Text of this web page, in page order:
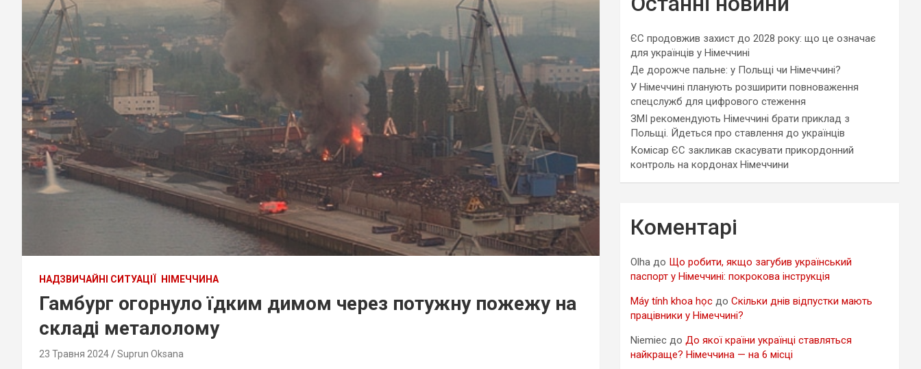
НАДЗВИЧАЙНІ СИТУАЦІЇ НІМЕЧЧИНА
Гамбург огорнуло їдким димом через потужну пожежу на
складі металолому
23 Травня 2024 Suprun Oksana
ЄС продовжив захист до 2028 року: що це означає
для українців у Німеччині
Де дорожче пальне: у Польщі чи Німеччині?
У Німеччині планують розширити повноваження
спецслужб для цифрового стеження
ЗМІ рекомендують Німеччині брати приклад з
Польщі. Йдеться про ставлення до українців
Комісар ЄС закликав скасувати прикордонний
контроль на кордонах Німеччини
Коментарі
Olha до Що робити, якщо загубив український
паспорт у Німеччині: покрокова інструкція
Máy tính khoa học доСкільки днів відпустки мають
працівники у Німеччині?
Niemiec доДо якої країни українці ставляться
найкраще? Німеччина — на 6 місці